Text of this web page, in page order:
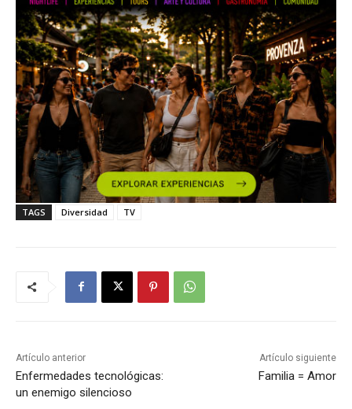
TAGS Diversidad TV
Artículo anterior
Enfermedades tecnológicas:
un enemigo silencioso
Artículo siguiente
Familia = Amor